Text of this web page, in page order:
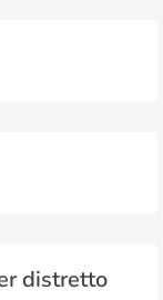
distretto